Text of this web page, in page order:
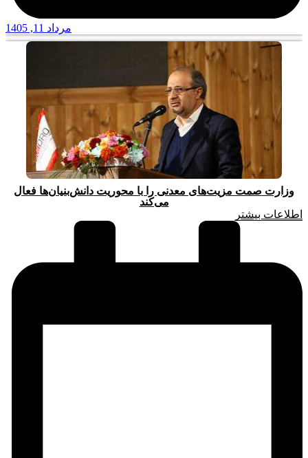
مرداد 11, 1405
وزارت صمت مزیت‌های معدنی را با محوریت دانش‌بنیان‌ها فعال
می‌کند
اطلاعات بیشتر